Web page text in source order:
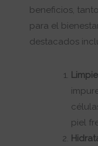
beneficios,
para el
destacados
piel